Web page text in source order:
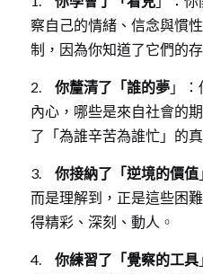
察自己的情緒、信念與慣
制，因為你知道了它們的
2. 你釐清了「誰的夢 」
內心，哪些是來自社會的
了「為誰辛苦為誰忙」的
3. 你接納了「逆境的價值
而是理解到，正是這些困
得精彩、深刻、動人 。
4. 你練習了「覺察的工具